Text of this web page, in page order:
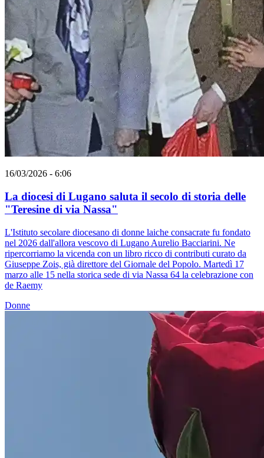
16/03/2026 - 6:06
La diocesi di Lugano saluta il secolo di storia delle
"Teresine di via Nassa"
L'Istituto secolare diocesano di donne laiche consacrate fu fondato
nel 2026 dall'allora vescovo di Lugano Aurelio Bacciarini. Ne
ripercorriamo la vicenda con un libro ricco di contributi curato da
Giuseppe Zois, già direttore del Giornale del Popolo. Martedì 17
marzo alle 15 nella storica sede di via Nassa 64 la celebrazione con
de Raemy
Donne